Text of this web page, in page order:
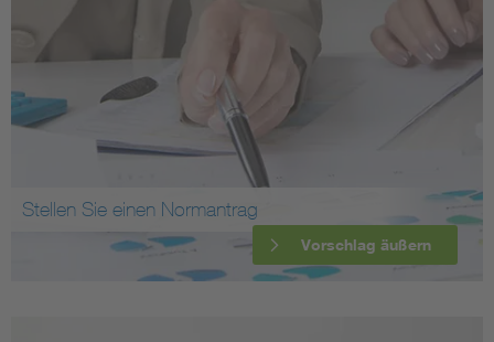
Stellen Sie einen Normantrag
Vorschlag äußern